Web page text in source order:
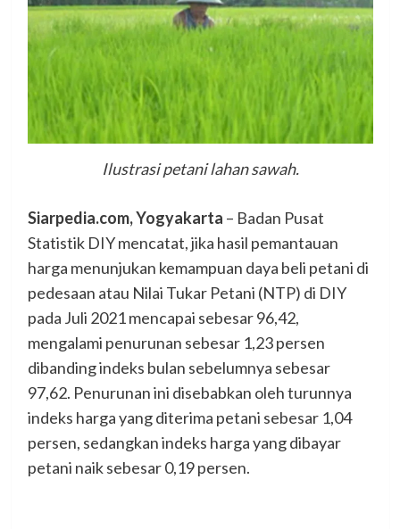
Ilustrasi petani lahan sawah.
Siarpedia.com, Yogyakarta – Badan Pusat
Statistik DIY mencatat, jika hasil pemantauan
harga menunjukan kemampuan daya beli petani di
pedesaan atau Nilai Tukar Petani (NTP) di DIY
pada Juli 2021 mencapai sebesar 96,42,
mengalami penurunan sebesar 1,23 persen
dibanding indeks bulan sebelumnya sebesar
97,62. Penurunan ini disebabkan oleh turunnya
indeks harga yang diterima petani sebesar 1,04
persen, sedangkan indeks harga yang dibayar
petani naik sebesar 0,19 persen.